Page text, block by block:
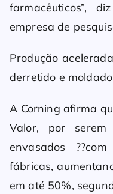
farmacêuticos”,
empresa de
Produção
derretido e
A Corning afirma
Valor, por
envasados
fábricas,
em até 50%,